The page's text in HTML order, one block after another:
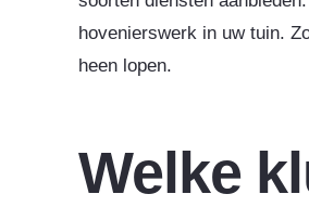
hovenierswerk in uw tuin.
heen lopen.
Welke